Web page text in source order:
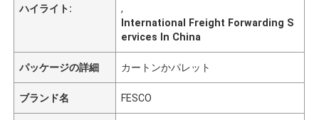
ハイライト:
,
International Freight Forwarding S
ervices In China
パッケージの詳細 カートンかパレット
ブランド名 FESCO